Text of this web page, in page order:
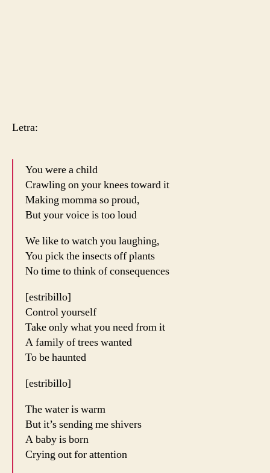
Letra:
You were a child
Crawling on your knees toward it
Making momma so proud,
But your voice is too loud
We like to watch you laughing,
You pick the insects off plants
No time to think of consequences
[estribillo]
Control yourself
Take only what you need from it
A family of trees wanted
To be haunted
[estribillo]
The water is warm
But it’s sending me shivers
A baby is born
Crying out for attention